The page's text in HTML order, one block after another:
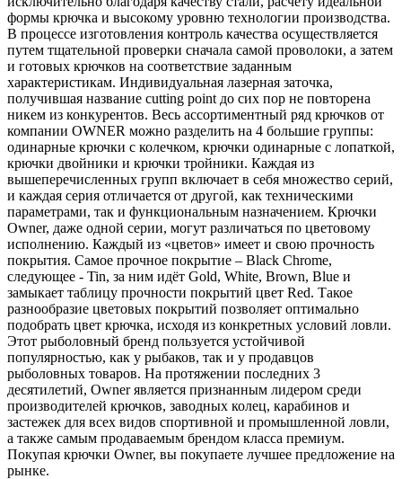
формы крючка и высокому уровню технологии производства.
В процессе изготовления контроль качества осуществляется
путем тщательной проверки сначала самой проволоки, а затем
и готовых крючков на соответствие заданным
характеристикам. Индивидуальная лазерная заточка,
получившая название cutting point до сих пор не повторена
никем из конкурентов. Весь ассортиментный ряд крючков от
компании OWNER можно разделить на 4 большие группы:
одинарные крючки с колечком, крючки одинарные с лопаткой,
крючки двойники и крючки тройники. Каждая из
вышеперечисленных групп включает в себя множество серий,
и каждая серия отличается от другой, как техническими
параметрами, так и функциональным назначением. Крючки
Owner, даже одной серии, могут различаться по цветовому
исполнению. Каждый из «цветов» имеет и свою прочность
покрытия. Самое прочное покрытие – Black Chrome,
следующее - Tin, за ним идёт Gold, White, Brown, Blue и
замыкает таблицу прочности покрытий цвет Red. Такое
разнообразие цветовых покрытий позволяет оптимально
подобрать цвет крючка, исходя из конкретных условий ловли.
Этот рыболовный бренд пользуется устойчивой
популярностью, как у рыбаков, так и у продавцов
рыболовных товаров. На протяжении последних 3
десятилетий, Owner является признанным лидером среди
производителей крючков, заводных колец, карабинов и
застежек для всех видов спортивной и промышленной ловли,
а также самым продаваемым брендом класса премиум.
Покупая крючки Owner, вы покупаете лучшее предложение на
рынке.